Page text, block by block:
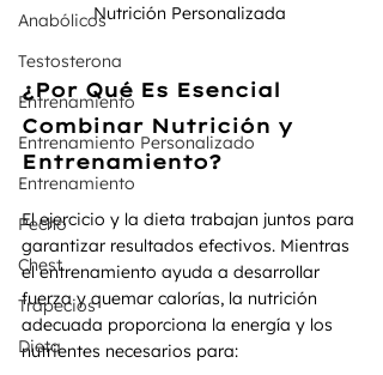
Anabólicos
Testosterona
Entrenamiento
Entrenamiento Personalizado
Entrenamiento
Pecho
Chest
Trapecios
Dieta
Nutrición Personalizada
¿Por Qué Es Esencial
Combinar Nutrición y
Entrenamiento?
El ejercicio y la dieta trabajan juntos para
garantizar resultados efectivos. Mientras
el entrenamiento ayuda a desarrollar
fuerza y quemar calorías, la nutrición
adecuada proporciona la energía y los
nutrientes necesarios para: